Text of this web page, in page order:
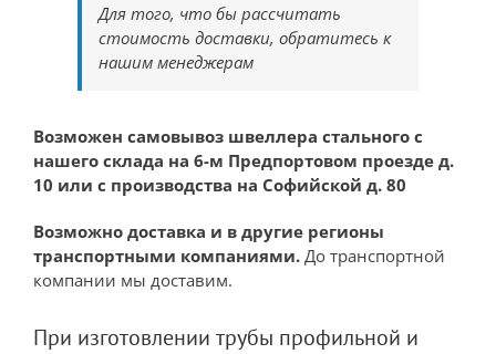
Для того, что бы рассчитать
стоимость доставки, обратитесь к
нашим менеджерам
Возможен самовывоз швеллера стального с
нашего склада на 6-м Предпортовом проезде д.
10 или с производства на Софийской д. 80
Возможно доставка и в другие регионы
транспортными компаниями. До транспортной
компании мы доставим.
При изготовлении трубы профильной и